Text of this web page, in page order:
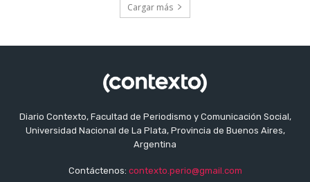
Cargar más
Diario Contexto, Facultad de Periodismo y Comunicación Social,
Universidad Nacional de La Plata, Provincia de Buenos Aires,
Argentina
Contáctenos: contexto.perio@gmail.com